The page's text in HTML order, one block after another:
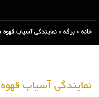
خانه » برگه » نمایندگی آسیاب قهوه
نمایندگی آسیاب